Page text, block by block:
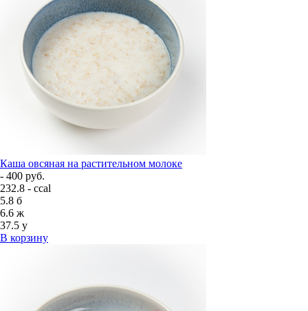
Каша овсяная на растительном молоке
- 400 руб.
232.8 - ccal
5.8 б
6.6 ж
37.5 у
В корзину